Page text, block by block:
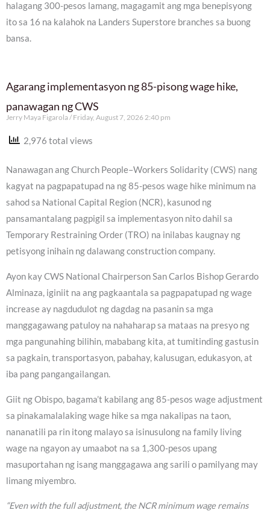
halagang 300-pesos lamang, magagamit ang mga benepisyong
ito sa 16 na kalahok na Landers Superstore branches sa buong
bansa.
Agarang implementasyon ng 85-pisong wage hike,
panawagan ng CWS
Jerry Maya Figarola Friday, August 7, 2026 2:40 pm
2,976 total views
Nanawagan ang Church People–Workers Solidarity (CWS) nang
kagyat na pagpapatupad na ng 85-pesos wage hike minimum na
sahod sa National Capital Region (NCR), kasunod ng
pansamantalang pagpigil sa implementasyon nito dahil sa
Temporary Restraining Order (TRO) na inilabas kaugnay ng
petisyong inihain ng dalawang construction company.
Ayon kay CWS National Chairperson San Carlos Bishop Gerardo
Alminaza, iginiit na ang pagkaantala sa pagpapatupad ng wage
increase ay nagdudulot ng dagdag na pasanin sa mga
manggagawang patuloy na nahaharap sa mataas na presyo ng
mga pangunahing bilihin, mababang kita, at tumitinding gastusin
sa pagkain, transportasyon, pabahay, kalusugan, edukasyon, at
iba pang pangangailangan.
Giit ng Obispo, bagama’t kabilang ang 85-pesos wage adjustment
sa pinakamalalaking wage hike sa mga nakalipas na taon,
nananatili pa rin itong malayo sa isinusulong na family living
wage na ngayon ay umaabot na sa 1,300-pesos upang
masuportahan ng isang manggagawa ang sarili o pamilyang may
limang miyembro.
“Even with the full adjustment, the NCR minimum wage remains